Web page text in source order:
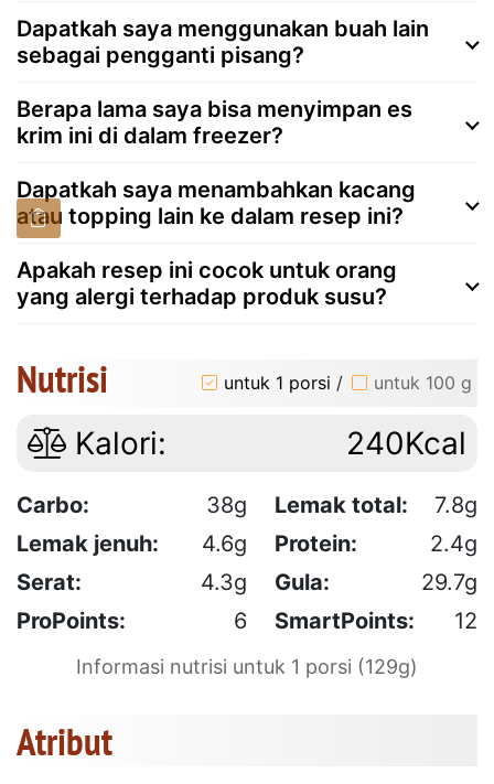
Dapatkah saya menggunakan buah lain
sebagai pengganti pisang?
Berapa lama saya bisa menyimpan es
krim ini di dalam freezer?
Dapatkah saya menambahkan kacang
atau topping lain ke dalam resep ini?
Apakah resep ini cocok untuk orang
yang alergi terhadap produk susu?
Nutrisi untuk 1 porsi / untuk 100 g
Kalori: 240Kcal
Carbo: 38g Lemak total:
7.8g
Lemak jenuh:
4.6g Protein:
2.4g
Serat:
4.3g Gula:
29.7g
ProPoints:
6 SmartPoints: 12
Informasi nutrisi untuk 1 porsi (129g)
Atribut